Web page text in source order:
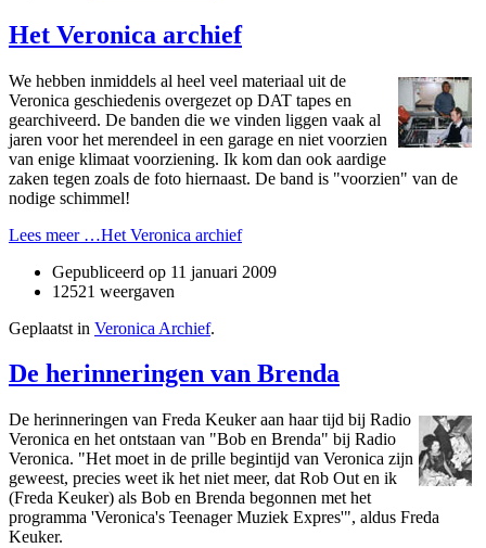
Het Veronica archief
We hebben inmiddels al heel veel materiaal uit de
Veronica geschiedenis overgezet op DAT tapes en
gearchiveerd. De banden die we vinden liggen vaak al
jaren voor het merendeel in een garage en niet voorzien
van enige klimaat voorziening. Ik kom dan ook aardige
zaken tegen zoals de foto hiernaast. De band is "voorzien" van de
nodige schimmel!
Lees meer …Het Veronica archief
Gepubliceerd op 11 januari 2009
12521 weergaven
Geplaatst in Veronica Archief.
De herinneringen van Brenda
De herinneringen van Freda Keuker aan haar tijd bij Radio
Veronica en het o­ntstaan van "Bob en Brenda" bij Radio
Veronica. "Het moet in de prille begintijd van Veronica zijn
geweest, precies weet ik het niet meer, dat Rob Out en ik
(Freda Keuker) als Bob en Brenda begonnen met het
programma 'Veronica's Teenager Muziek Expres'", aldus Freda
Keuker.